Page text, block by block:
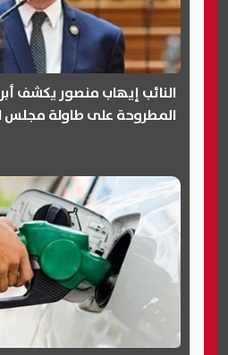
النائب إيهاب منصور يكشف
المطروحة على طاولة مجلس